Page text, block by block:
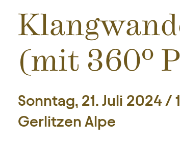
(mit 360°
Sonntag, 21. Juli 2024 /
Gerlitzen Alpe